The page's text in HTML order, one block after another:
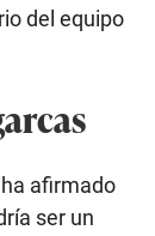
del equipo
afirmado
ser un